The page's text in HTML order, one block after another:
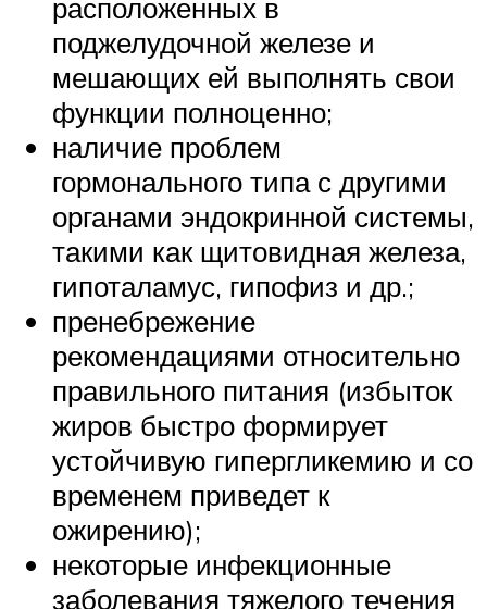
расположенных в
поджелудочной железе и
мешающих ей выполнять свои
функции полноценно;
наличие проблем
гормонального типа с другими
органами эндокринной системы,
такими как щитовидная железа,
гипоталамус, гипофиз и др.;
пренебрежение
рекомендациями относительно
правильного питания (избыток
жиров быстро формирует
устойчивую гипергликемию и со
временем приведет к
ожирению);
некоторые инфекционные
заболевания тяжелого течения